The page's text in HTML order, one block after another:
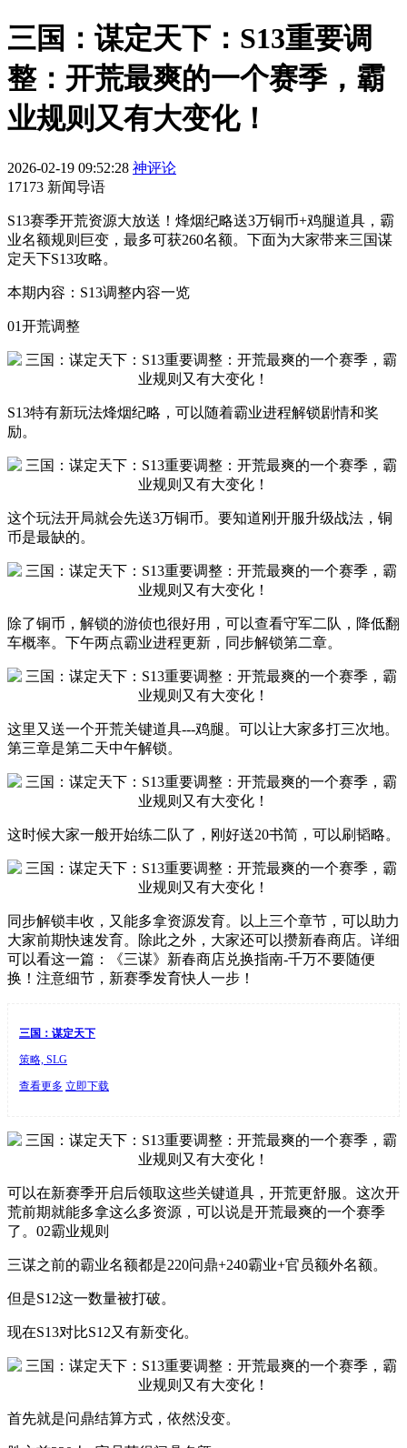
三国：谋定天下：S13重要调
整：开荒最爽的一个赛季，霸
业规则又有大变化！
2026-02-19 09:52:28 神评论
17173 新闻导语
S13赛季开荒资源大放送！烽烟纪略送3万铜币+鸡腿道具，霸
业名额规则巨变，最多可获260名额。下面为大家带来三国谋
定天下S13攻略。
本期内容：S13调整内容一览
01开荒调整
S13特有新玩法烽烟纪略，可以随着霸业进程解锁剧情和奖
励。
这个玩法开局就会先送3万铜币。要知道刚开服升级战法，铜
币是最缺的。
除了铜币，解锁的游侦也很好用，可以查看守军二队，降低翻
车概率。下午两点霸业进程更新，同步解锁第二章。
这里又送一个开荒关键道具---鸡腿。可以让大家多打三次地。
第三章是第二天中午解锁。
这时候大家一般开始练二队了，刚好送20书简，可以刷韬略。
同步解锁丰收，又能多拿资源发育。以上三个章节，可以助力
大家前期快速发育。除此之外，大家还可以攒新春商店。详细
可以看这一篇：《三谋》新春商店兑换指南-千万不要随便
换！注意细节，新赛季发育快人一步！
三国：谋定天下
策略, SLG
查看更多 立即下载
可以在新赛季开启后领取这些关键道具，开荒更舒服。这次开
荒前期就能多拿这么多资源，可以说是开荒最爽的一个赛季
了。02霸业规则
三谋之前的霸业名额都是220问鼎+240霸业+官员额外名额。
但是S12这一数量被打破。
现在S13对比S12又有新变化。
首先就是问鼎结算方式，依然没变。